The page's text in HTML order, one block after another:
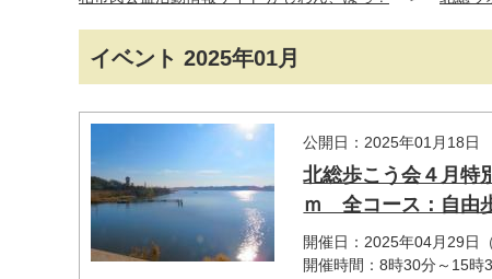
イベント 2025年01月
公開日：2025年01月18日
北総歩こう会４月
ｍ 全コース：自由
開催日：2025年04月29日（
開催時間：8時30分～15